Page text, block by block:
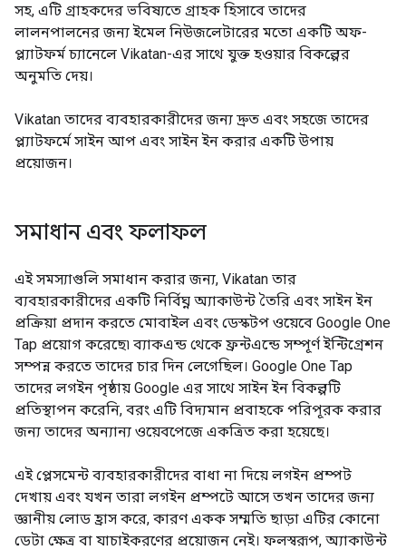
সহ, এটি গ্রাহকদের ভবিষ্যতে গ্রাহক হিসাবে তাদের
লালনপালনের জন্য ইমেল নিউজলেটারের মতো একটি অফ-
প্ল্যাটফর্ম চ্যানেলে Vikatan-এর সাথে যুক্ত হওয়ার বিকল্পের
অনুমতি দেয়।
Vikatan তাদের ব্যবহারকারীদের জন্য দ্রুত এবং সহজে তাদের
প্ল্যাটফর্মে সাইন আপ এবং সাইন ইন করার একটি উপায়
প্রয়োজন।
সমাধান এবং ফলাফল
এই সমস্যাগুলি সমাধান করার জন্য, Vikatan তার
ব্যবহারকারীদের একটি নির্বিঘ্ন অ্যাকাউন্ট তৈরি এবং সাইন ইন
প্রক্রিয়া প্রদান করতে মোবাইল এবং ডেস্কটপ ওয়েবে Google One
Tap প্রয়োগ করেছে৷ ব্যাকএন্ড থেকে ফ্রন্টএন্ডে সম্পূর্ণ ইন্টিগ্রেশন
সম্পন্ন করতে তাদের চার দিন লেগেছিল। Google One Tap
তাদের লগইন পৃষ্ঠায় Google এর সাথে সাইন ইন বিকল্পটি
প্রতিস্থাপন করেনি, বরং এটি বিদ্যমান প্রবাহকে পরিপূরক করার
জন্য তাদের অন্যান্য ওয়েবপেজে একত্রিত করা হয়েছে।
এই প্লেসমেন্ট ব্যবহারকারীদের বাধা না দিয়ে লগইন প্রম্পট
দেখায় এবং যখন তারা লগইন প্রম্পটে আসে তখন তাদের জন্য
জ্ঞানীয় লোড হ্রাস করে, কারণ একক সম্মতি ছাড়া এটির কোনো
ডেটা ক্ষেত্র বা যাচাইকরণের প্রয়োজন নেই। ফলস্বরূপ, অ্যাকাউন্ট